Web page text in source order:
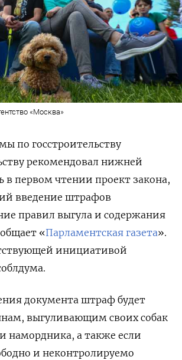
«Москва»
по госстроительству
рекомендовал нижней
в первом чтении проект закона,
введение штрафов
правил выгула и содержания
«Парламентская газета».
инициативой
документа штраф будет
выгуливающим своих собак
намордника, а также если
и неконтролируемо